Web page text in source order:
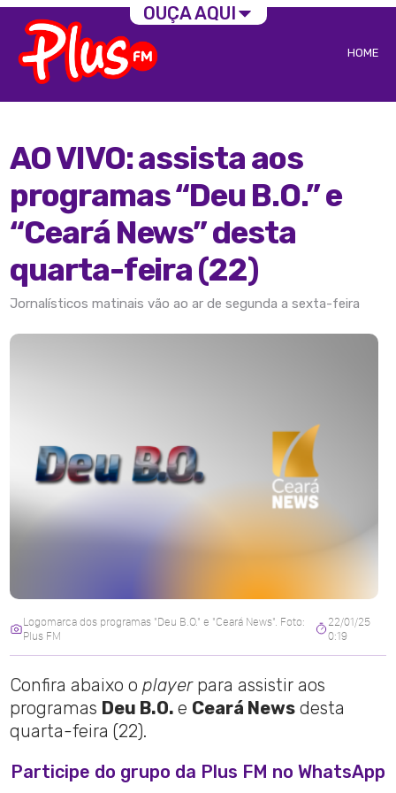
HOME
AO VIVO: assista aos
programas “Deu B.O.” e
“Ceará News” desta
quarta-feira (22)
Jornalísticos matinais vão ao ar de segunda a sexta-feira
Logomarca dos programas "Deu B.O." e "Ceará News". Foto:
Plus FM
22/01/25
0:19
Confira abaixo oplayerpara assistir aos
programas Deu B.O.e Ceará News desta
quarta-feira (22).
Participe do grupo da Plus FM no WhatsApp
OUÇA AQUI